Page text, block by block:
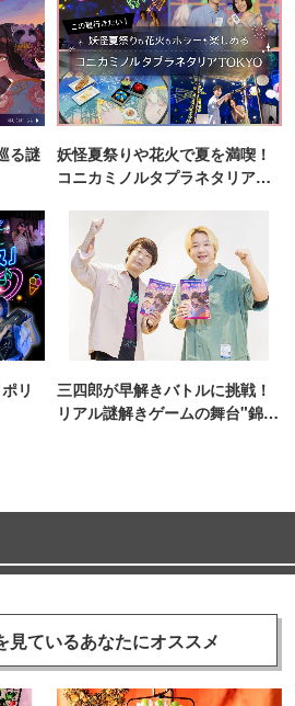
る謎
妖怪夏祭りや花火で夏を満喫！
コニカミノルタプラネタリア
リ
三四郎が早解きバトルに挑戦！
リアル謎解きゲームの舞台"錦糸
見ているあなたにオススメ